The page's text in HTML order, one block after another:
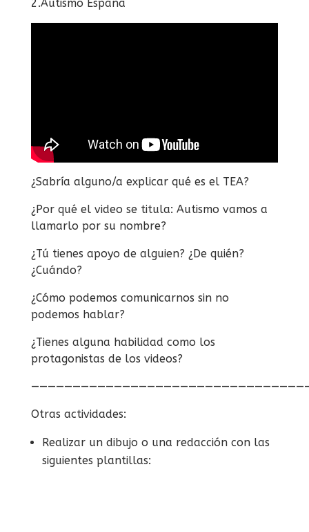
2.Autismo España
¿Sabría alguno/a explicar qué es el TEA?
¿Por qué el video se titula: Autismo vamos a
llamarlo por su nombre?
¿Tú tienes apoyo de alguien? ¿De quién?
¿Cuándo?
¿Cómo podemos comunicarnos sin no
podemos hablar?
¿Tienes alguna habilidad como los
protagonistas de los videos?
Otras actividades:
Realizar un dibujo o una redacción con las
siguientes plantillas: